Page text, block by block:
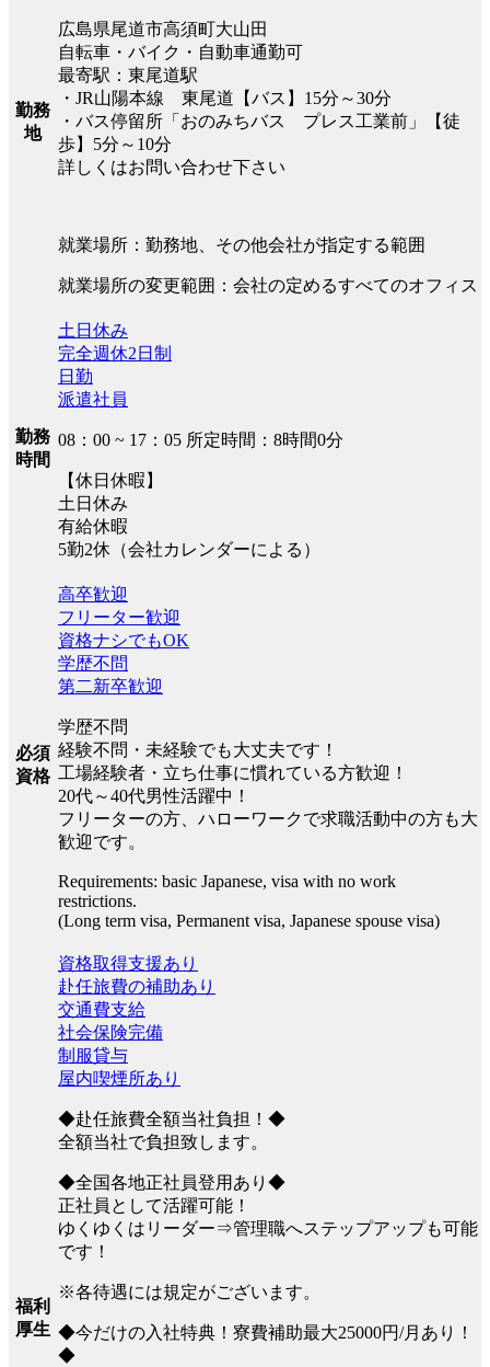
勤務
地
広島県尾道市高須町大山田
自転車・バイク・自動車通勤可
最寄駅：東尾道駅
・JR山陽本線 東尾道【バス】15分～30分
・バス停留所「おのみちバス プレス工業前」【徒
歩】5分～10分
詳しくはお問い合わせ下さい
就業場所：勤務地、その他会社が指定する範囲
就業場所の変更範囲：会社の定めるすべてのオフィス
勤務
時間
土日休み
完全週休2日制
日勤
派遣社員
08：00 ~ 17：05 所定時間：8時間0分
【休日休暇】
土日休み
有給休暇
5勤2休（会社カレンダーによる）
必須
資格
高卒歓迎
フリーター歓迎
資格ナシでもOK
学歴不問
第二新卒歓迎
学歴不問
経験不問・未経験でも大丈夫です！
工場経験者・立ち仕事に慣れている方歓迎！
20代～40代男性活躍中！
フリーターの方、ハローワークで求職活動中の方も大
歓迎です。
Requirements: basic Japanese, visa with no work
restrictions.
(Long term visa, Permanent visa, Japanese spouse visa)
福利
厚生
資格取得支援あり
赴任旅費の補助あり
交通費支給
社会保険完備
制服貸与
屋内喫煙所あり
◆赴任旅費全額当社負担！◆
全額当社で負担致します。
◆全国各地正社員登用あり◆
正社員として活躍可能！
ゆくゆくはリーダー⇒管理職へステップアップも可能
です！
※各待遇には規定がございます。
◆今だけの入社特典！寮費補助最大25000円/月あり！
◆